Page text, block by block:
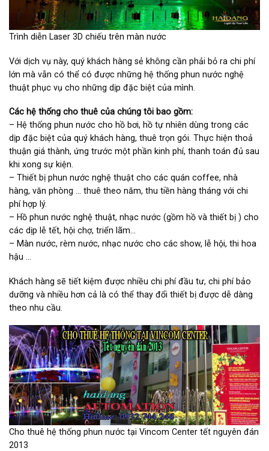
Trình diễn Laser 3D chiếu trên màn nước
Với dịch vụ này, quý khách hàng sẻ không cần phải bỏ ra chi phí
lớn mà vẫn có thể có được những hệ thống phun nước nghệ
thuật phục vụ cho những dịp đặc biệt của mình.
Các hệ thống cho thuê của chúng tôi bao gồm:
– Hệ thống phun nước cho hồ bơi, hồ tự nhiên dùng trong các
dịp đặc biệt của quý khách hàng, thuê trọn gói. Thực hiện thoả
thuận giá thành, ứng trước một phần kinh phí, thanh toán đủ sau
khi xong sự kiện.
– Thiết bị phun nước nghệ thuật cho các quán coffee, nhà
hàng, văn phòng … thuê theo năm, thu tiền hàng tháng với chi
phí hợp lý.
– Hồ phun nước nghệ thuật, nhạc nước (gồm hồ và thiết bị ) cho
các dịp lễ tết, hội chợ, triển lãm…
– Màn nước, rèm nước, nhạc nước cho các show, lễ hội, thi hoa
hậu …
Khách hàng sẽ tiết kiệm được nhiều chi phí đầu tư, chi phí bảo
dưỡng và nhiều hơn cả là có thể thay đổi thiết bị được dễ dàng
theo nhu cầu.
Cho thuê hệ thống phun nước tại Vincom Center tết nguyên đán
2013